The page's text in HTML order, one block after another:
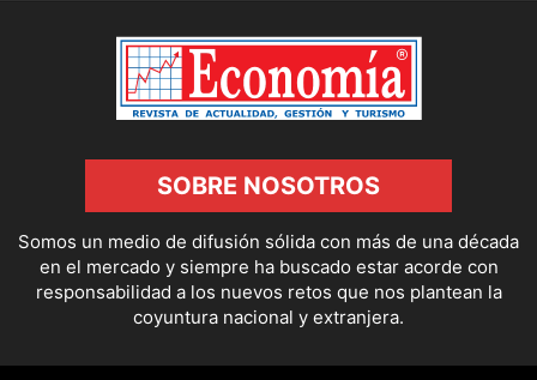
SOBRE NOSOTROS
Somos un medio de difusión sólida con más de una década
en el mercado y siempre ha buscado estar acorde con
responsabilidad a los nuevos retos que nos plantean la
coyuntura nacional y extranjera.